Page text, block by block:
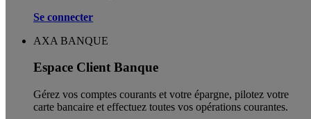
Se connecter
AXA BANQUE
Espace Client Banque
Gérez vos comptes courants et votre épargne, pilotez votre
carte bancaire et effectuez toutes vos opérations courantes.